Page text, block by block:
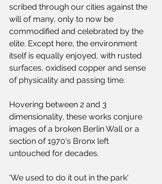
scribed through our cities against the
will of many, only to now be
commodified and celebrated by the
elite. Except here, the environment
itself is equally enjoyed, with rusted
surfaces, oxidised copper and sense
of physicality and passing time.
Hovering between 2 and 3
dimensionality, these works conjure
images of a broken Berlin Wall or a
section of 1970's Bronx left
untouched for decades.
'We used to do it out in the park'